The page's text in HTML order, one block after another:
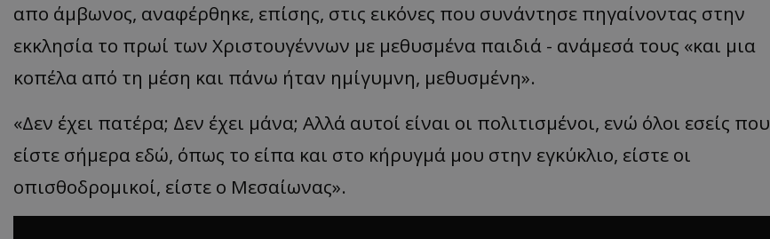
απο άμβωνος, αναφέρθηκε, επίσης, στις εικόνες που συνάντησε πηγαίνοντας στην
εκκλησία το πρωί των Χριστουγέννων με μεθυσμένα παιδιά - ανάμεσά τους «και μια
κοπέλα από τη μέση και πάνω ήταν ημίγυμνη, μεθυσμένη».
«Δεν έχει πατέρα; Δεν έχει μάνα; Αλλά αυτοί είναι οι πολιτισμένοι, ενώ όλοι εσείς που
είστε σήμερα εδώ, όπως το είπα και στο κήρυγμά μου στην εγκύκλιο, είστε οι
οπισθοδρομικοί, είστε ο Μεσαίωνας».